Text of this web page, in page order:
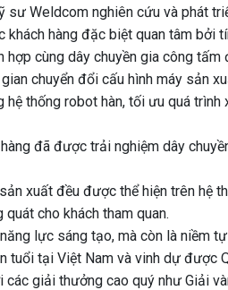
Weldcom nghiên cứu và phát
khách hàng đặc biệt quan tâm bởi
hợp cùng dây chuyền gia công
chuyển đổi cấu hình máy sản
hệ thống robot hàn, tối ưu quá
đã được trải nghiệm dây
xuất đều được thể hiện trên hệ
cho khách tham quan.
lực sáng tạo, mà còn là niềm
tuổi tại Việt Nam và vinh dự được
giải thưởng cao quý như Giải